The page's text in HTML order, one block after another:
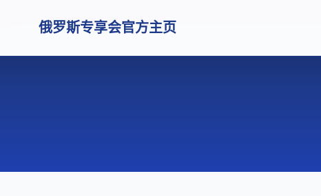
俄罗斯专享会官方主页